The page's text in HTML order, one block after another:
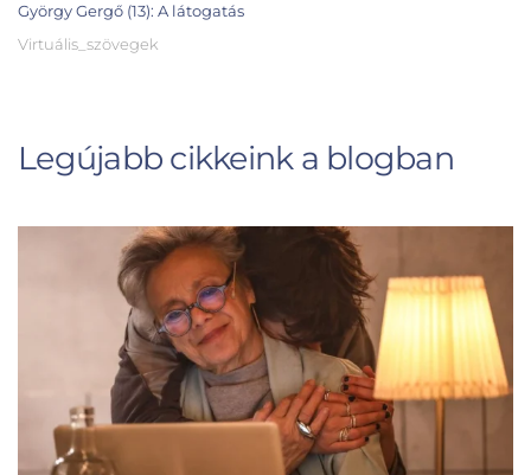
György Gergő (13): A látogatás
Virtuális_szövegek
Legújabb cikkeink a blogban